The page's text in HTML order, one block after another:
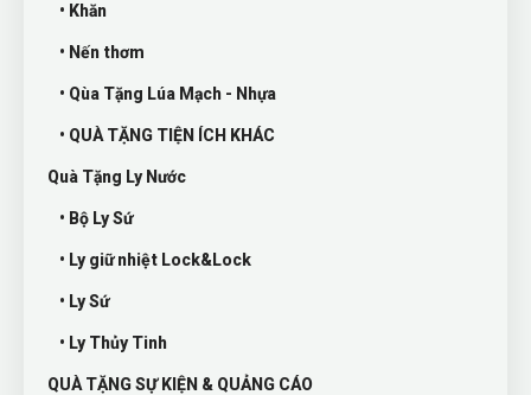
• Khăn
• Nến thơm
• Qùa Tặng Lúa Mạch - Nhựa
• QUÀ TẶNG TIỆN ÍCH KHÁC
Quà Tặng Ly Nước
• Bộ Ly Sứ
• Ly giữ nhiệt Lock&Lock
• Ly Sứ
• Ly Thủy Tinh
QUÀ TẶNG SỰ KIỆN & QUẢNG CÁO